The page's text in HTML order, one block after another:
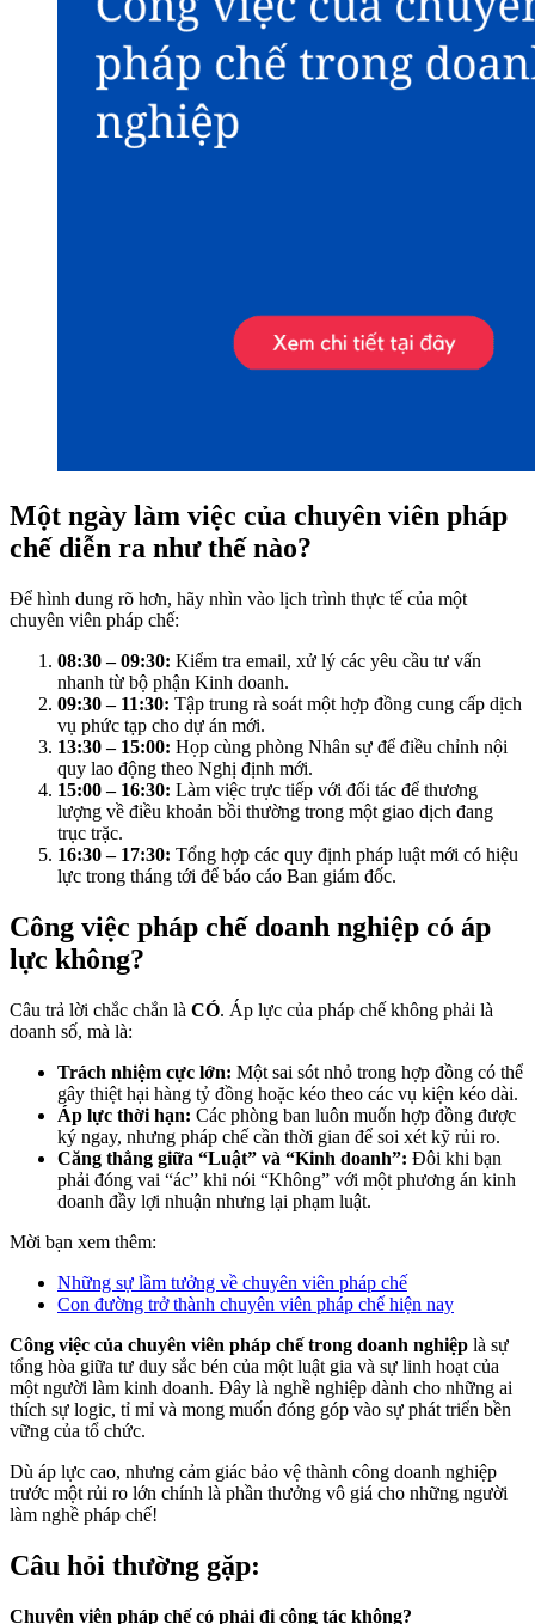
Một ngày làm việc của chuyên viên pháp
chế diễn ra như thế nào?
Để hình dung rõ hơn, hãy nhìn vào lịch trình thực tế của một
chuyên viên pháp chế:
08:30 – 09:30: Kiểm tra email, xử lý các yêu cầu tư vấn
nhanh từ bộ phận Kinh doanh.
09:30 – 11:30: Tập trung rà soát một hợp đồng cung cấp dịch
vụ phức tạp cho dự án mới.
13:30 – 15:00: Họp cùng phòng Nhân sự để điều chỉnh nội
quy lao động theo Nghị định mới.
15:00 – 16:30: Làm việc trực tiếp với đối tác để thương
lượng về điều khoản bồi thường trong một giao dịch đang
trục trặc.
16:30 – 17:30: Tổng hợp các quy định pháp luật mới có hiệu
lực trong tháng tới để báo cáo Ban giám đốc.
Công việc pháp chế doanh nghiệp có áp
lực không?
Câu trả lời chắc chắn là CÓ. Áp lực của pháp chế không phải là
doanh số, mà là:
Trách nhiệm cực lớn: Một sai sót nhỏ trong hợp đồng có thể
gây thiệt hại hàng tỷ đồng hoặc kéo theo các vụ kiện kéo dài.
Áp lực thời hạn: Các phòng ban luôn muốn hợp đồng được
ký ngay, nhưng pháp chế cần thời gian để soi xét kỹ rủi ro.
Căng thẳng giữa “Luật” và “Kinh doanh”: Đôi khi bạn
phải đóng vai “ác” khi nói “Không” với một phương án kinh
doanh đầy lợi nhuận nhưng lại phạm luật.
Mời bạn xem thêm:
Những sự lầm tưởng về chuyên viên pháp chế
Con đường trở thành chuyên viên pháp chế hiện nay
Công việc của chuyên viên pháp chế trong doanh nghiệp là sự
tổng hòa giữa tư duy sắc bén của một luật gia và sự linh hoạt của
một người làm kinh doanh. Đây là nghề nghiệp dành cho những ai
thích sự logic, tỉ mỉ và mong muốn đóng góp vào sự phát triển bền
vững của tổ chức.
Dù áp lực cao, nhưng cảm giác bảo vệ thành công doanh nghiệp
trước một rủi ro lớn chính là phần thưởng vô giá cho những người
làm nghề pháp chế!
Câu hỏi thường gặp:
Chuyên viên pháp chế có phải đi công tác không?